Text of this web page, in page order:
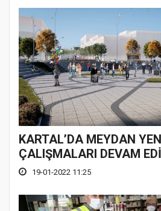
KARTAL’DA MEYDAN
ÇALIŞMALARI DEVAM
19-01-2022 11:25